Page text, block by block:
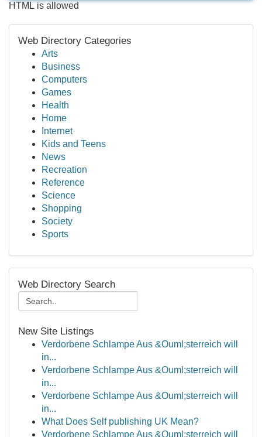
HTML is allowed
Web Directory Categories
Arts
Business
Computers
Games
Health
Home
Internet
Kids and Teens
News
Recreation
Reference
Science
Shopping
Society
Sports
Web Directory Search
New Site Listings
Verdorbene Schlampe Aus &Ouml;sterreich will
in...
Verdorbene Schlampe Aus &Ouml;sterreich will
in...
Verdorbene Schlampe Aus &Ouml;sterreich will
in...
What Does Self publishing UK Mean?
Verdorbene Schlampe Aus &Ouml;sterreich will